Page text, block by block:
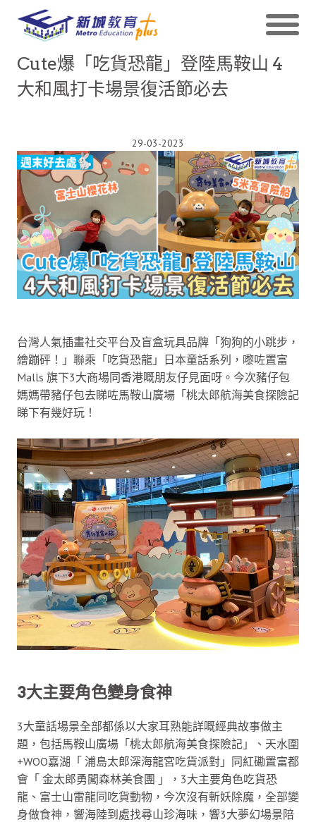
Cute爆「吃貨恐龍」登陸馬鞍山 4
大和風打卡場景復活節必去
29-03-2023
台灣人氣插畫社交平台及盲盒玩具品牌「狗狗的小跳步，
繪蹦砰！」聯乘「吃貨恐龍」日本童話系列，嚟咗置富
Malls 旗下3大商場同香港嘅朋友仔見面呀。今次豬仔包
媽媽帶豬仔包去睇咗馬鞍山廣場「桃太郎航海美食探險記
睇下有幾好玩！
3大主要角色變身食神
3大童話場景全部都係以大家耳熟能詳嘅經典故事做主
題，包括馬鞍山廣場「桃太郎航海美食探險記」、天水圍
+WOO嘉湖「 浦島太郎深海龍宮吃貨派對」同紅磡置富都
會「 金太郎勇闖森林美食團 」，3大主要角色吃貨恐
龍、富士山雷龍同吃貨動物，今次沒有斬妖除魔，全部變
身做食神，響海陸到處找尋山珍海味，響3大夢幻場景陪